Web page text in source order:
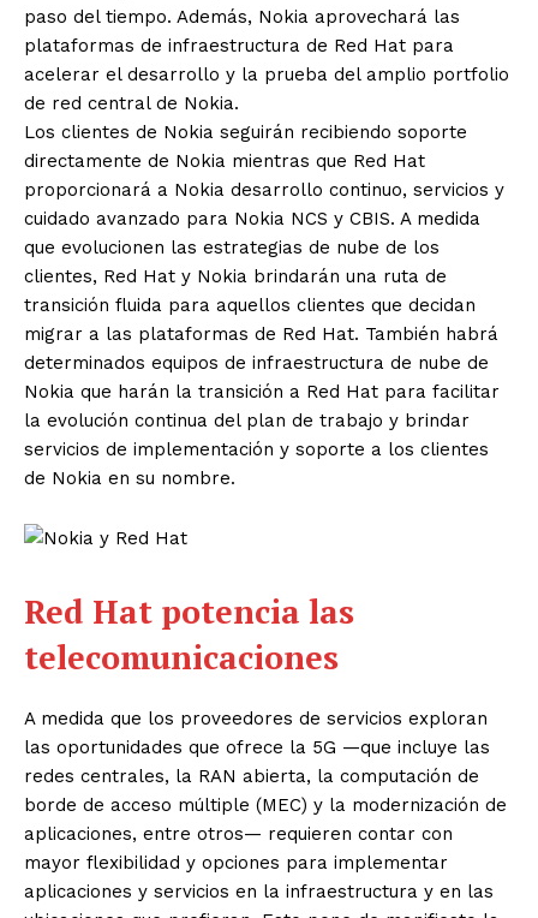
paso del tiempo. Además, Nokia aprovechará las
plataformas de infraestructura de Red Hat para
acelerar el desarrollo y la prueba del amplio portfolio
de red central de Nokia.
Los clientes de Nokia seguirán recibiendo soporte
directamente de Nokia mientras que Red Hat
proporcionará a Nokia desarrollo continuo, servicios y
cuidado avanzado para Nokia NCS y CBIS. A medida
que evolucionen las estrategias de nube de los
clientes, Red Hat y Nokia brindarán una ruta de
transición fluida para aquellos clientes que decidan
migrar a las plataformas de Red Hat. También habrá
determinados equipos de infraestructura de nube de
Nokia que harán la transición a Red Hat para facilitar
la evolución continua del plan de trabajo y brindar
servicios de implementación y soporte a los clientes
de Nokia en su nombre.
Red Hat potencia las
telecomunicaciones
A medida que los proveedores de servicios exploran
las oportunidades que ofrece la 5G —que incluye las
redes centrales, la RAN abierta, la computación de
borde de acceso múltiple (MEC) y la modernización de
aplicaciones, entre otros— requieren contar con
mayor flexibilidad y opciones para implementar
aplicaciones y servicios en la infraestructura y en las